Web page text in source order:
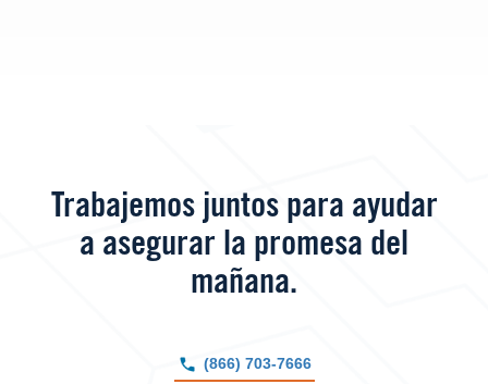
Trabajemos juntos para ayudar
a asegurar la promesa del
mañana.
(866) 703-7666